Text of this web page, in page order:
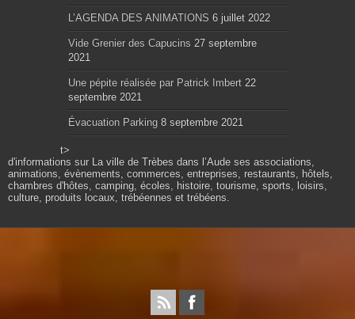
L’AGENDA DES ANIMATIONS 6 juillet 2022
Vide Grenier des Capucins 27 septembre
2021
Une pépite réalisée par Patrick Imbert 22
septembre 2021
Évacuation Parking 8 septembre 2021
t>
d'informations sur La ville de Trèbes dans l’Aude ses associations,
animations, évènements, commerces, entreprises, restaurants, hôtels,
chambres d'hôtes, camping, écoles, histoire, tourisme, sports, loisirs,
culture, produits locaux, trébéennes et trébéens.